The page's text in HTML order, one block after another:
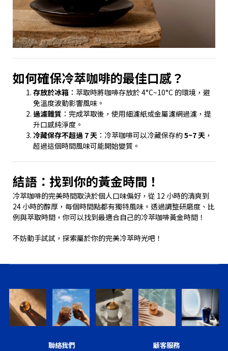
如何確保冷萃咖啡的最佳口感？
存放於冰箱 ：萃取時將咖啡存放於 4°C~10°C 的環境，避
免溫度波動影響風味。
過濾雜質 ：完成萃取後，使用細濾紙或金屬濾網過濾，提
升口感純淨度。
冷藏保存不超過 7 天 ：冷萃咖啡可以冷藏保存約5~7 天 ，
超過這個時間風味可能開始變質。
結語：找到你的黃金時間！
冷萃咖啡的完美時間取決於個人口味偏好，從 12 小時的清爽到
24 小時的醇厚，每個時間點都有獨特風味。透過調整研磨度、比
例與萃取時間，你可以找到最適合自己的冷萃咖啡黃金時間！
不妨動手試試，探索屬於你的完美冷萃時光吧！
聯絡我們 顧客服務